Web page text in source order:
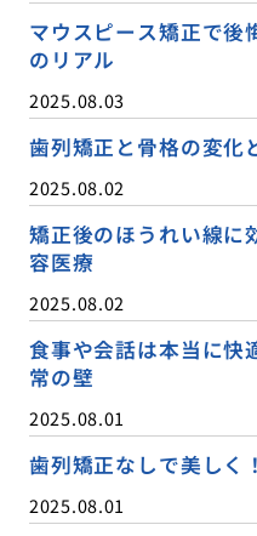
マウスピース矯正で後
のリアル
2025.08.03
歯列矯正と骨格の変化
2025.08.02
矯正後のほうれい線に
容医療
2025.08.02
食事や会話は本当に快
常の壁
2025.08.01
歯列矯正なしで美しく
2025.08.01